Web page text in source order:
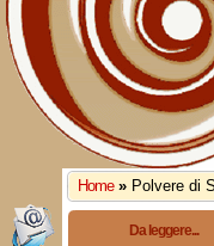
Home » Polvere di
Da leggere...